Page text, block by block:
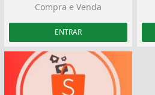
Compra e Venda
ENTRAR